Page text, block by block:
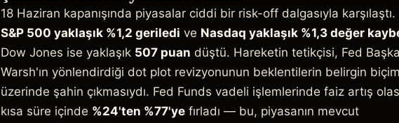
18 Haziran kapanışında piyasalar ciddi bir risk-off dalgasıyla karşılaştı.
S&P 500 yaklaşık %1,2 geriledi ve Nasdaq yaklaşık %1,3 değer
Dow Jones ise yaklaşık 507 puan düştü. Hareketin tetikçisi, Fed
Warsh'ın yönlendirdiği dot plot revizyonunun beklentilerin belirgin
üzerinde şahin çıkmasıydı. Fed Funds vadeli işlemlerinde faiz artış
kısa süre içinde %24'ten %77'ye fırladı — bu, piyasanın mevcut